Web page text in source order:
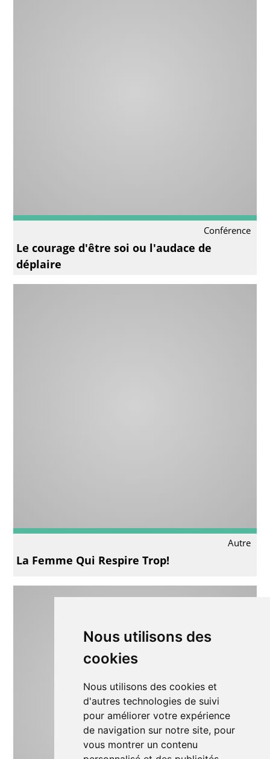
Nous utilisons des
cookies
Nous utilisons des cookies et
d'autres technologies de suivi
pour améliorer votre expérience
de navigation sur notre site, pour
vous montrer un contenu
Conférence
Le courage d'être soi ou l'audace de
déplaire
Autre
La Femme Qui Respire Trop!